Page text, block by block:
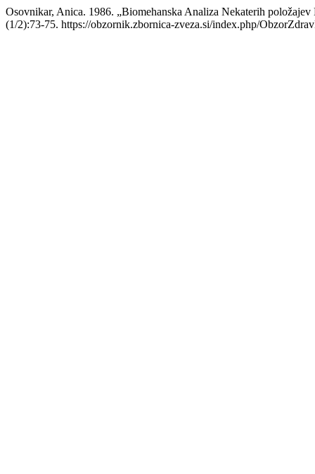
Osovnikar, Anica. 1986. „Biomehanska Analiza Nekaterih
(1/2):73-75. https://obzornik.zbornica-zveza.si/index.php/